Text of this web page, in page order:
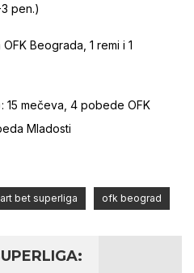
pen.)
Beograda, 1 remi i 1
15 mečeva, 4 pobede OFK
Mladosti
bet superliga ofk beograd